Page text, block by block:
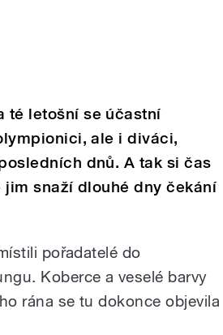
té letošní se účastní
ale i diváci,
dnů. A tak si čas
snaží dlouhé dny čekání
pořadatelé do
Koberce a veselé barvy
rána se tu dokonce objevila